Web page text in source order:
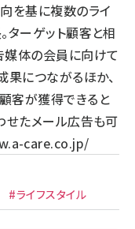
を基に複数のライ
ターゲット顧客と相
媒体の会員に向けて
果につながるほか、
客が獲得できると
せたメール広告も可
care.co.jp/
#ライフスタイル